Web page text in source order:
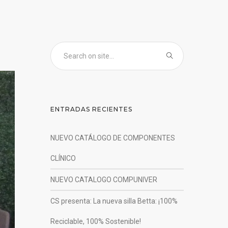
ENTRADAS RECIENTES
NUEVO CATÁLOGO DE COMPONENTES
CLÍNICO
NUEVO CATALOGO COMPUNIVER
CS presenta: La nueva silla Betta: ¡100%
Reciclable, 100% Sostenible!